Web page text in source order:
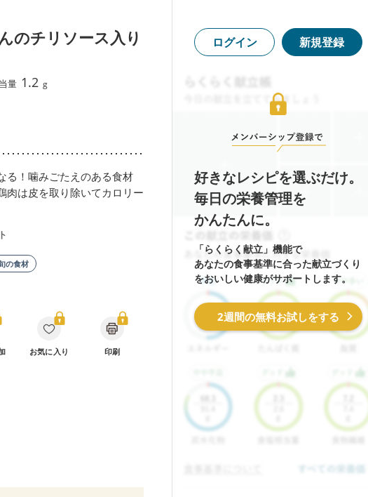
のチリソース入り
量 1.2 g
る！噛みごたえのある食材
肉は皮を取り除いてカロリー
の食材
お気に入り 印刷
ログイン 新規登録
好きなレシピを選ぶだけ。
毎日の栄養管理を
かんたんに。
「らくらく献立」機能で
あなたの食事基準に合った献立づくり
をおいしい健康がサポートします。
2週間の無料お試しをする